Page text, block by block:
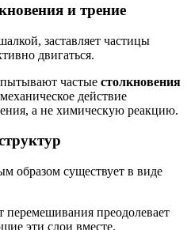
и трение
заставляет частицы
двигаться.
частые столкновения
действие
а не химическую реакцию.
образом существует в виде
преодолевает
эти слои вместе.